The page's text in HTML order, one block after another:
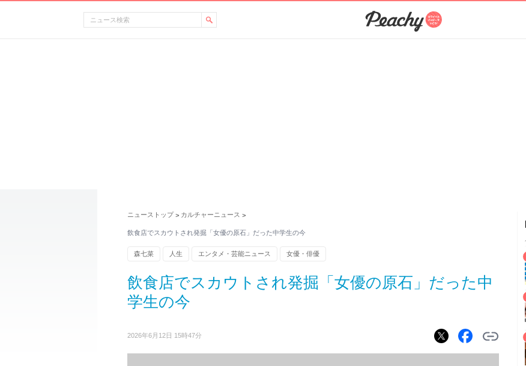
ニューストップ > カルチャーニュース >
飲食店でスカウトされ発掘「女優の原石」だった中学生の今
森七菜 人生 エンタメ・芸能ニュース 女優・俳優
飲食店でスカウトされ発掘「女優の原石」だった中
学生の今
2026年6月12日 15時47分